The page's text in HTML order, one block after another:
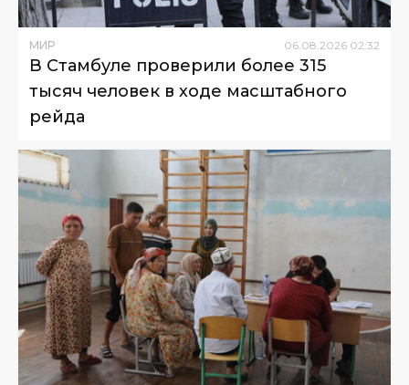
МИР 06 08 2026 02:32
В Стамбуле проверили более 315
тысяч человек в ходе масштабного
рейда